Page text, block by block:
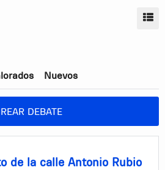
Nuevos
DEBATE
de la calle Antonio Rubio